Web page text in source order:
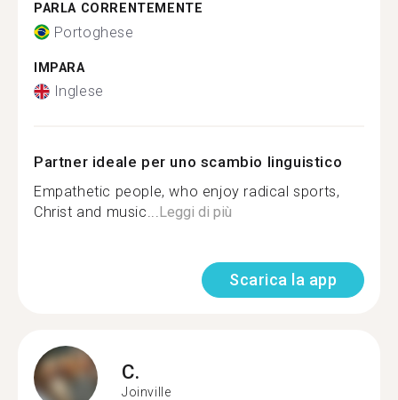
PARLA CORRENTEMENTE
Portoghese
IMPARA
Inglese
Partner ideale per uno scambio linguistico
Empathetic people, who enjoy radical sports,
Christ and music...Leggi di più
Scarica la app
C.
Joinville